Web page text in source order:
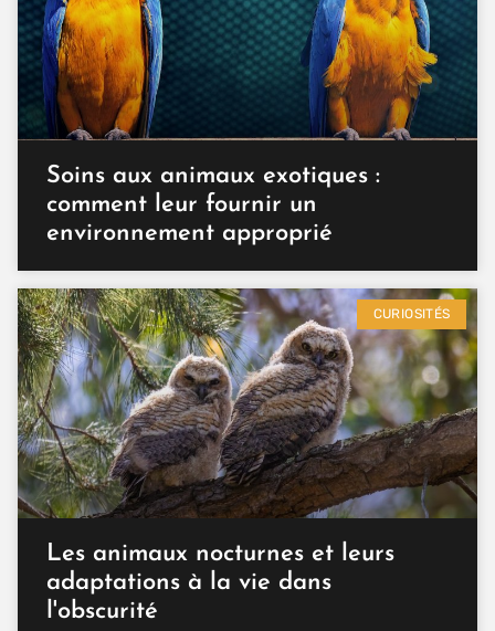
Soins aux animaux exotiques :
comment leur fournir un
environnement approprié
CURIOSITÉS
Les animaux nocturnes et leurs
adaptations à la vie dans
l'obscurité